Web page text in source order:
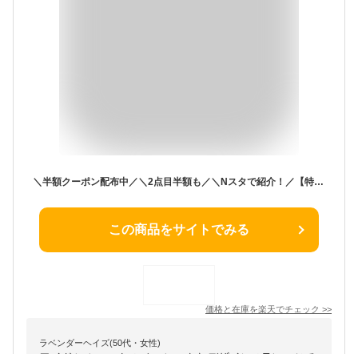
＼半額クーポン配布中／＼2点目半額も／＼Nスタで紹介！／【特別送料無料！】 Tシャツ 汗染み防止 UVカット レディース / トップス 半袖 綿100％ ゆったり 夏 【メール便可11】◆zootie（ズーティー）：汗しみない Tシャツ［ワイドシルエット］
この商品をサイトでみる
価格と在庫を楽天でチェック >>
ラベンダーヘイズ(50代・女性)